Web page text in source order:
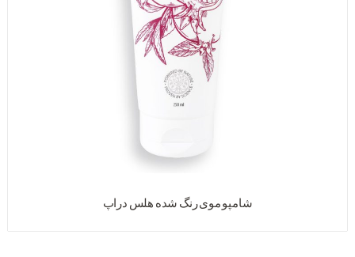
شامپو موی رنگ شده هلس دراپ